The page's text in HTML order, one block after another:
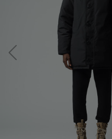
サマー 26 コレク
サマー 26 コレク
日本限定モデル
スノーグース
メイドインジャパ
アウターウェア
サマー 26 コレク
サマー 26 コレク
日本限定モデル
スノーグース
メイドインジャパ
アウターウェア
コレクション
品の価値を受け
アーカイブの希